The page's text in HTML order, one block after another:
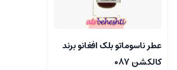
عطر ناسوماتو بلک افغانو برند
کالکشن 087